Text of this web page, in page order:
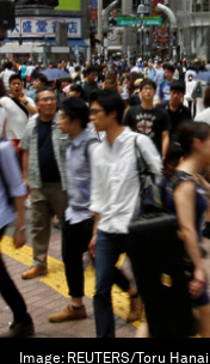
Image: REUTERS/Toru Hanai